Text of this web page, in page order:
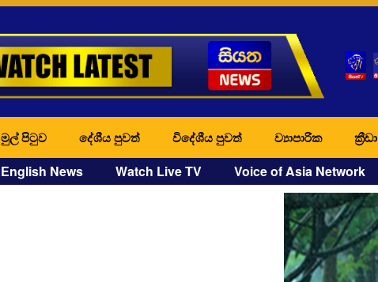
මුල් පිටුව දේශීය පුවත් විදේශීය පුවත් ව්‍යාපාරික ක්‍රීඩා
English News Watch Live TV Voice of Asia Network